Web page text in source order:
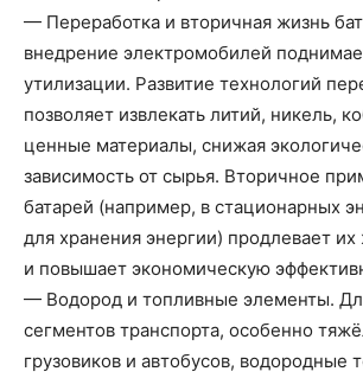
— Переработка и вторичная жизнь
внедрение электромобилей
утилизации. Развитие технологий
позволяет извлекать литий, никель,
ценные материалы, снижая
зависимость от сырья. Вторичное
батарей (например, в стационарных
для хранения энергии) продлевает
и повышает экономическую
— Водород и топливные элементы.
сегментов транспорта, особенно
грузовиков и автобусов, водородные